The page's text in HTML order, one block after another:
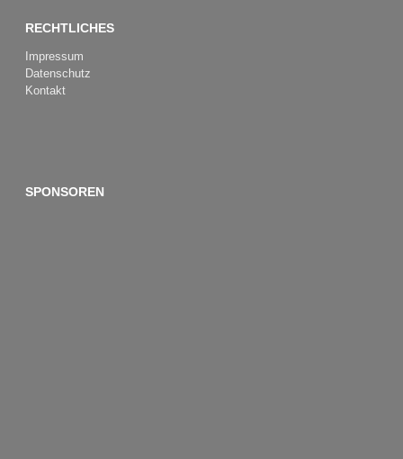
RECHTLICHES
Impressum
Datenschutz
Kontakt
SPONSOREN